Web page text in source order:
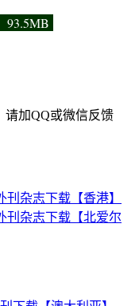
93.5MB
请加QQ或微信反馈
刊杂志下载【香港】
刊杂志下载【北爱尔